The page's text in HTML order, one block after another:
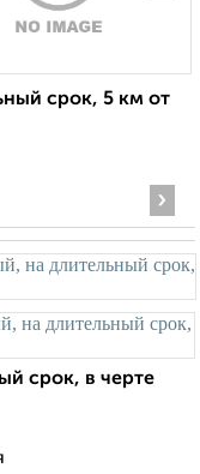
срок, 5 км от
›
срок, в черте